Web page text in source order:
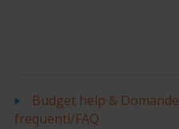
Budget help & Domande
frequenti/FAQ